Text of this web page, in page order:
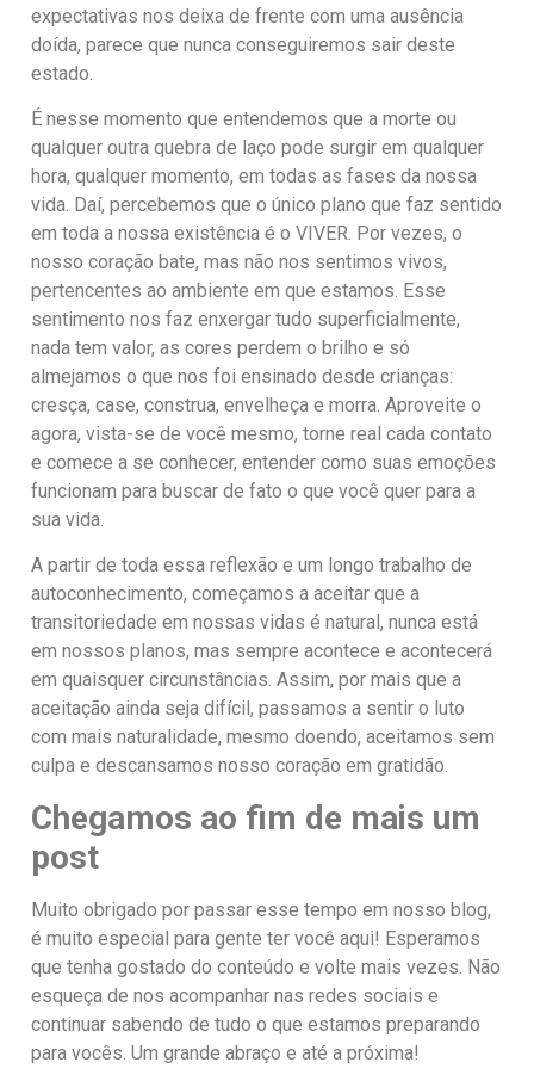
expectativas nos deixa de frente com uma ausência
doída, parece que nunca conseguiremos sair deste
estado.
É nesse momento que entendemos que a morte ou
qualquer outra quebra de laço pode surgir em qualquer
hora, qualquer momento, em todas as fases da nossa
vida. Daí, percebemos que o único plano que faz sentido
em toda a nossa existência é o VIVER. Por vezes, o
nosso coração bate, mas não nos sentimos vivos,
pertencentes ao ambiente em que estamos. Esse
sentimento nos faz enxergar tudo superficialmente,
nada tem valor, as cores perdem o brilho e só
almejamos o que nos foi ensinado desde crianças:
cresça, case, construa, envelheça e morra. Aproveite o
agora, vista-se de você mesmo, torne real cada contato
e comece a se conhecer, entender como suas emoções
funcionam para buscar de fato o que você quer para a
sua vida.
A partir de toda essa reflexão e um longo trabalho de
autoconhecimento, começamos a aceitar que a
transitoriedade em nossas vidas é natural, nunca está
em nossos planos, mas sempre acontece e acontecerá
em quaisquer circunstâncias. Assim, por mais que a
aceitação ainda seja difícil, passamos a sentir o luto
com mais naturalidade, mesmo doendo, aceitamos sem
culpa e descansamos nosso coração em gratidão.
Chegamos ao fim de mais um
post
Muito obrigado por passar esse tempo em nosso blog,
é muito especial para gente ter você aqui! Esperamos
que tenha gostado do conteúdo e volte mais vezes. Não
esqueça de nos acompanhar nas redes sociais e
continuar sabendo de tudo o que estamos preparando
para vocês. Um grande abraço e até a próxima!